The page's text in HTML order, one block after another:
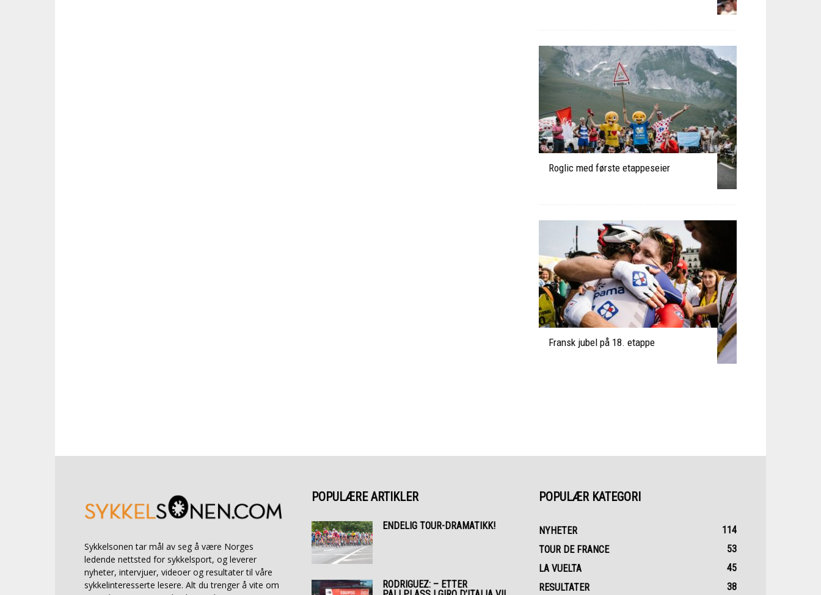
Roglic med første etappeseier
Fransk jubel på 18. etappe
Sykkelsonen tar mål av seg å være Norges
ledende nettsted for sykkelsport, og leverer
nyheter, intervjuer, videoer og resultater til våre
sykkelinteresserte lesere. Alt du trenger å vite om
POPULÆRE ARTIKLER
ENDELIG TOUR-DRAMATIKK!
RODRIGUEZ: – ETTER
POPULÆR KATEGORI
NYHETER
114
TOUR DE FRANCE
53
LA VUELTA
45
RESULTATER
38